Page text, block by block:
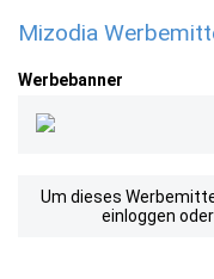
Mizodia
Werbebanner
Um dieses
einloggen